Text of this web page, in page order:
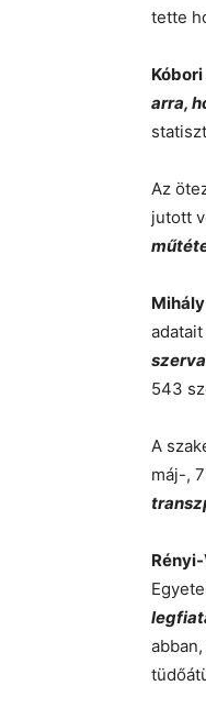
tette
arra,
Az
jutott
543
A
máj-,